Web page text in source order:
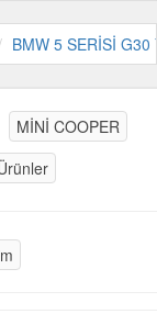
BMW 5 SERİSİ G30
MİNİ COOPER